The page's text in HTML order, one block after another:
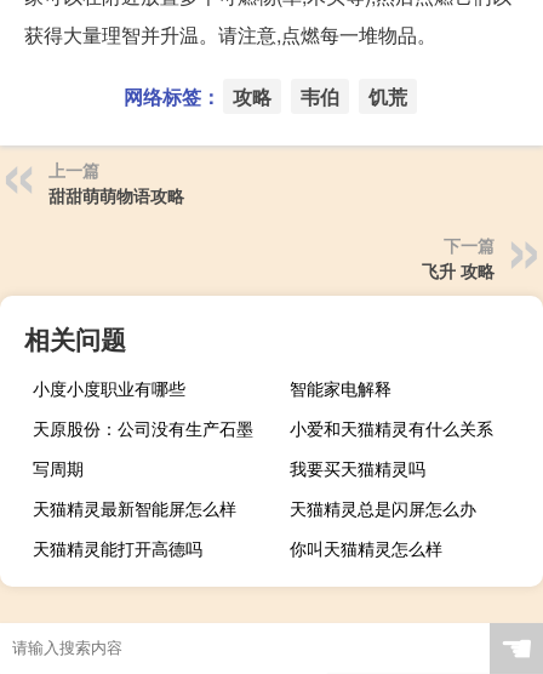
获得大量理智并升温。请注意,点燃每一堆物品。
网络标签： 攻略 韦伯 饥荒
上一篇
甜甜萌萌物语攻略
下一篇
飞升 攻略
相关问题
小度小度职业有哪些
智能家电解释
天原股份：公司没有生产石墨
小爱和天猫精灵有什么关系
写周期
我要买天猫精灵吗
天猫精灵最新智能屏怎么样
天猫精灵总是闪屏怎么办
天猫精灵能打开高德吗
你叫天猫精灵怎么样
☚